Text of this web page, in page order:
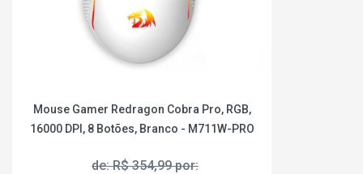
Mouse Gamer Redragon Cobra Pro, RGB,
16000 DPI, 8 Botões, Branco - M711W-PRO
de: R$ 354,99 por: